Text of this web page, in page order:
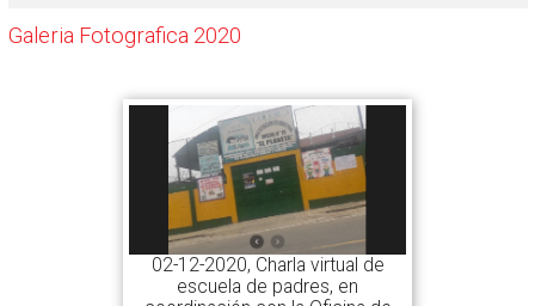
Galeria Fotografica 2020
02-12-2020, Charla virtual de
escuela de padres, en